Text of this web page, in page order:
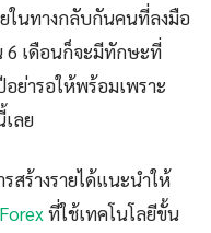
ยในทางกลับกันคนที่ลงมือ
6 เดือนก็จะมีทักษะที่
ย่ารอให้พร้อมเพราะ
ลย
สร้างรายได้แนะนำให้
ที่ใช้เทคโนโลยีขั้น